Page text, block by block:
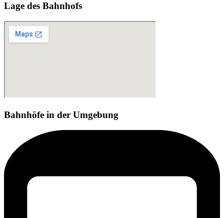
Lage des Bahnhofs
Bahnhöfe in der Umgebung